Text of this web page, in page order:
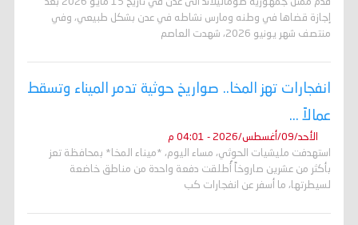
إجازة قضاها في وطنه ومارس نشاطه في عدن بشكل طبيعي، وفي
منتصف شهر يونيو 2026، شهدت العاصم
انفجارات تهز المخا.. صواريخ حوثية تدمر الميناء وتسقط
عمالاً ...
الأحد/09/أغسطس/2026 - 04:01 م
استهدفت مليشيات الحوثي، مساء اليوم، *ميناء المخا* بمحافظة تعز
بأكثر من عشرين صاروخاً أُطلقت دفعة واحدة من مناطق خاضعة
لسيطرتها، ما أسفر عن انفجارات كب